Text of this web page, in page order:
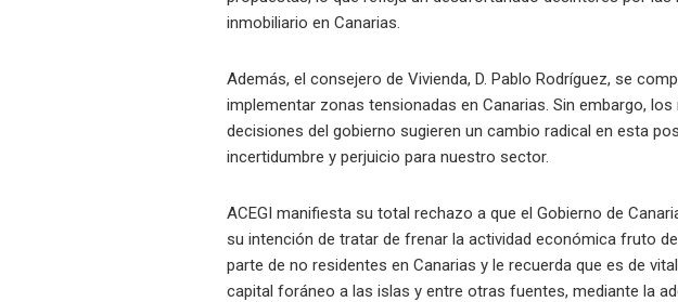
inmobiliario en Canarias.
Además, el consejero de Vivienda, D. Pablo Rodríguez, se
implementar zonas tensionadas en Canarias. Sin embargo,
decisiones del gobierno sugieren un cambio radical en esta
incertidumbre y perjuicio para nuestro sector.
ACEGI manifiesta su total rechazo a que el Gobierno de
su intención de tratar de frenar la actividad económica fruto
parte de no residentes en Canarias y le recuerda que es de
capital foráneo a las islas y entre otras fuentes, mediante la